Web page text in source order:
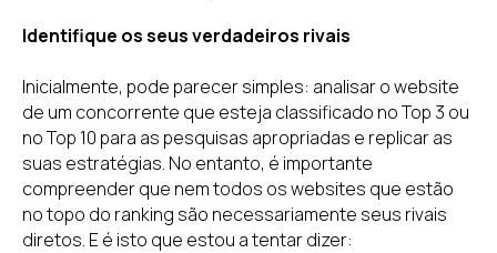
Identifique os seus verdadeiros rivais
Inicialmente, pode parecer simples: analisar o website
de um concorrente que esteja classificado no Top 3 ou
no Top 10 para as pesquisas apropriadas e replicar as
suas estratégias. No entanto, é importante
compreender que nem todos os websites que estão
no topo do ranking são necessariamente seus rivais
diretos. E é isto que estou a tentar dizer: